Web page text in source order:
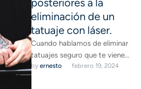
posteriores a la
eliminación de un
tatuaje con láser.
Cuando hablamos de eliminar
tatuajes seguro que te vienen
a la cabeza esas personas
by ernesto febrero 19, 2024